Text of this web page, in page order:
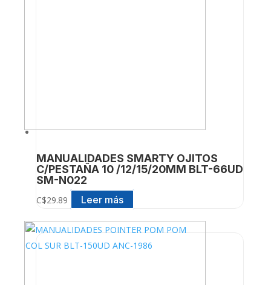
MANUALIDADES SMARTY OJITOS
C/PESTAÑA 10 /12/15/20MM BLT-66UD
SM-N022
C$29.89 Leer más